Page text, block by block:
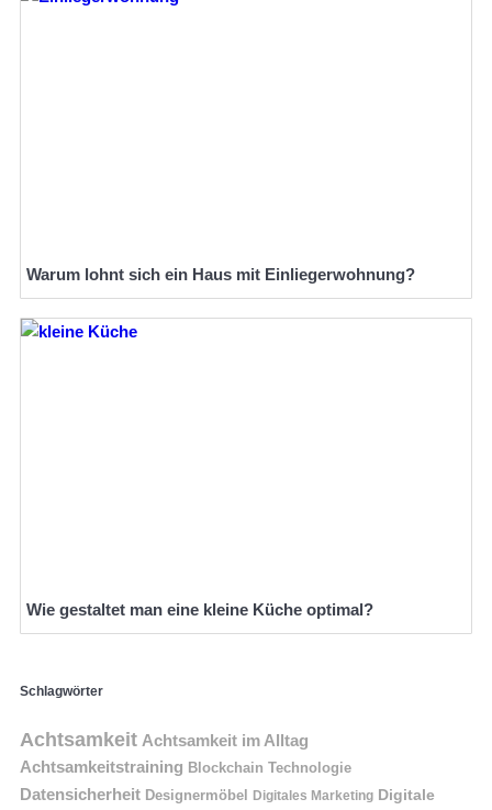
Warum lohnt sich ein Haus mit Einliegerwohnung?
Wie gestaltet man eine kleine Küche optimal?
Schlagwörter
Achtsamkeit Achtsamkeit im Alltag
Achtsamkeitstraining Blockchain Technologie
Datensicherheit Designermöbel Digitales Marketing Digitale